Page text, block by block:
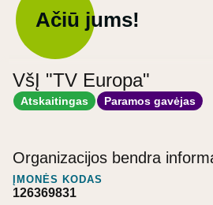
Ačiū jums!
VšĮ "TV Europa"
Atskaitingas Paramos gavėjas
Organizacijos bendra
ĮMONĖS KODAS
126369831